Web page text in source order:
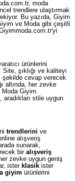
moda
trendlere ulaştırmak
Bu yazıda, Giyim
ve Moda gibi çeşitli
ürünlerini
şıklığı ve kaliteyi
şekilde cevap verecek
altında, her zevke
Giyim.
aradıkları stile uygun
trendlerini ve
alışveriş
sunarak,
bir alışveriş
zevke uygun geniş
ister klasikister
giyim ürünlerini